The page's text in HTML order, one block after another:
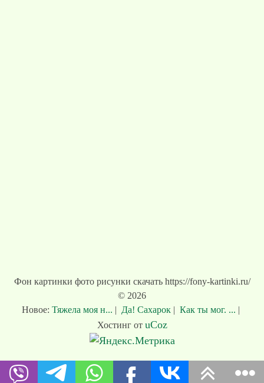
Фон картинки фото рисунки скачать https://fony-kartinki.ru/
© 2026
Новое: Тяжела моя н... | Да! Сахарок | Как ты мог. ... |
Хостинг от uCoz